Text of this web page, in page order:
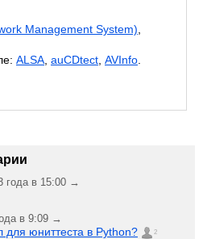
Management System)
ALSA auCDtect AVInfo
года в 15:00 →
в 9:09 →
для юниттеста в Python? 2